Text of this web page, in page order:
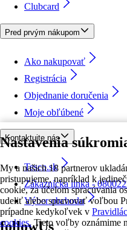
Nastavenia
My a našich 18 partnerov
pristupujeme, napríklad k
cookie, za účelom spracúvania
udeliť alebo spravovať voľbou
prípadne kedykoľvek v
cookies. Tieto voľby oznámime
Clubcard
Pred prvým nákupom
Ako nakupovať
Registrácia
Objednanie doručenia
Moje obľúbené
Kontaktujte nás
Tesco.sk
Zákaznícka linka -
Výber obchodu
followUs